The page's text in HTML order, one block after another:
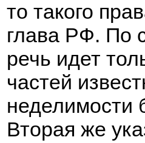
то такого
глава РФ. По
речь идет
частей
неделимости
Вторая же